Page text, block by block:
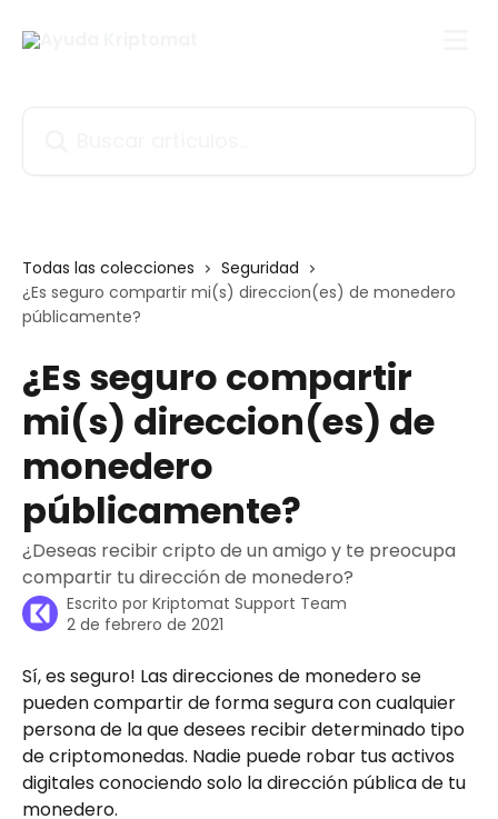
Todas las colecciones
Seguridad
¿Es seguro compartir mi(s) direccion(es) de monedero
públicamente?
¿Es seguro compartir
mi(s) direccion(es) de
monedero
públicamente?
¿Deseas recibir cripto de un amigo y te preocupa
compartir tu dirección de monedero?
Escrito por Kriptomat Support Team
2 de febrero de 2021
Sí, es seguro! Las direcciones de monedero se
pueden compartir de forma segura con cualquier
persona de la que desees recibir determinado tipo
de criptomonedas. Nadie puede robar tus activos
digitales conociendo solo la dirección pública de tu
monedero.